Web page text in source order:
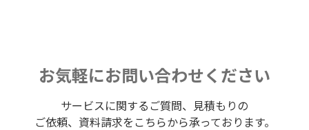
お気軽にお問い合わせください
サービスに関するご質問、見積もりの
ご依頼、資料請求をこちらから承っております。